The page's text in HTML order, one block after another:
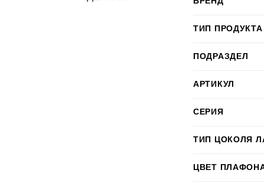
ТИП ПРОДУКТА
ПОДРАЗДЕЛ
АРТИКУЛ
СЕРИЯ
ТИП ЦОКОЛЯ
ЦВЕТ